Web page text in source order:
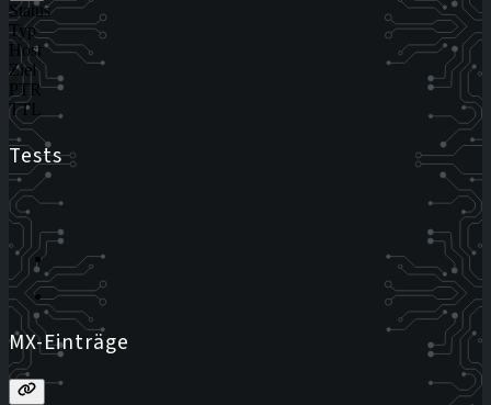
Status
Typ
Host
Ziel
PTR
TTL
Tests
MX-Einträge